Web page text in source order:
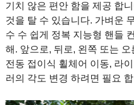
기치 않은 편안 함을 제공 합
것을 탈 수 있습니다. 가벼운
수 수 쉽게 정복 지능형 핸들
해. 앞으로, 뒤로, 왼쪽 또는
전동 접이식 휠체어 이동, 라
러의 각도 변경 하려면 필요